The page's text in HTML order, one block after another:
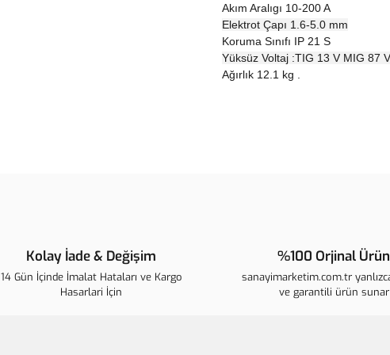
Akım Aralıgı 10-200 A
Elektrot Çapı 1.6-5.0 mm
Koruma Sınıfı IP 21 S
Yüksüz Voltaj :TIG 13 V MIG 87 V
Ağırlık 12.1 kg .
Ürün bilgilerinde hatalar
Ürün fiyatı diğer sitelerden daha
Bu ürüne benzer farklı alternatifler
Kolay İade & Değişim
14 Gün İçinde İmalat Hataları ve Kargo
Hasarlari İçin
%100 Orjinal Ürün
sanayimarketim.com.tr
ve garantili ürün sunar